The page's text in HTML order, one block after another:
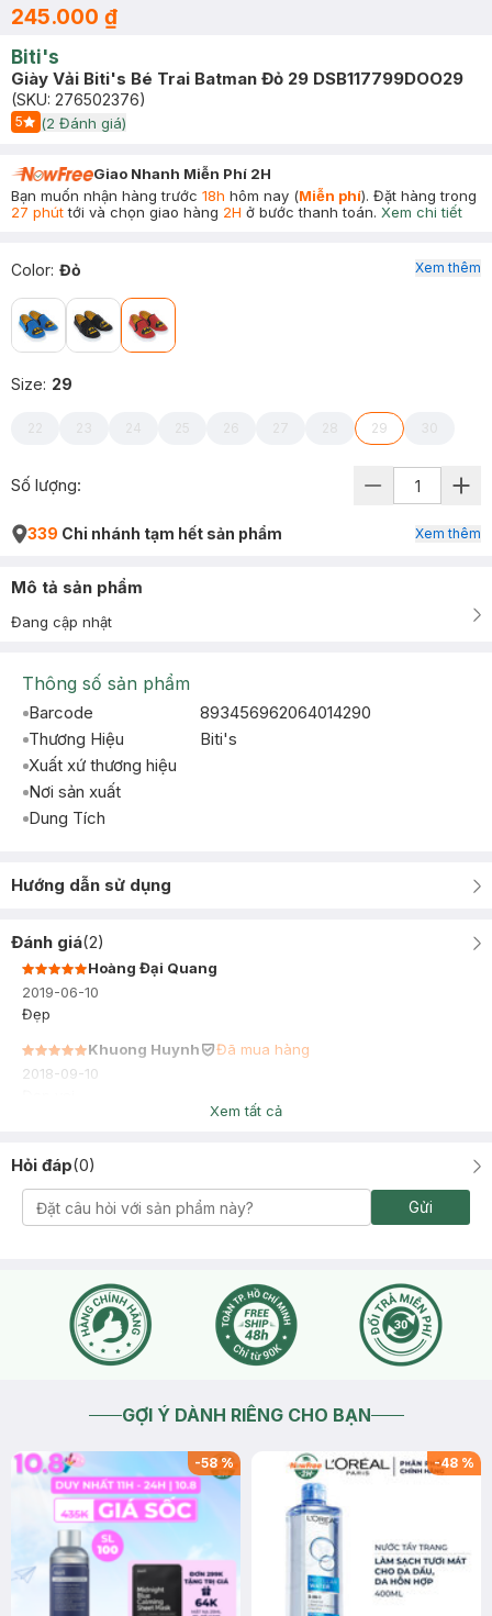
245.000 ₫
Biti's
Giày Vải Biti's Bé Trai Batman Đỏ 29 DSB117799DOO29
(SKU: 276502376)
5
Start Icon
(2 Đánh giá)
Giao Nhanh Miễn Phí 2H
Bạn muốn nhận hàng trước 18h hôm nay (Miễn phí). Đặt hàng trong
27 phúttới và chọn giao hàng 2H ở bước thanh toán. Xem chi tiết
Color: Đỏ
Size: 29
22 23 24 25 26 27 28 29 30
Xem thêm
Số lượng:
339 Chi nhánh tạm hết sản phẩm Xem thêm
Mô tả sản phẩm
Đang cập nhật
Thông số sản phẩm
Barcode
893456962064014290
Thương Hiệu
Biti's
Xuất xứ thương hiệu
Nơi sản xuất
Dung Tích
Hướng dẫn sử dụng
Đánh giá(2)
Hoàng Đại Quang
2019-06-10
Đẹp
Khuong Huynh
Đã mua hàng
2018-09-10
Xem tất cả
Hỏi đáp(0)
Gửi
GỢI Ý DÀNH RIÊNG CHO BẠN
-58% -48 %